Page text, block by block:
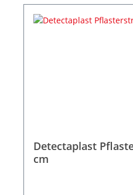
Detectaplast
cm